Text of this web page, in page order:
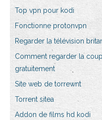
Top vpn pour kodi
Fonctionne protonvpn
Regarder la télévision
Comment regarder la
gratuitement
Site web de torrewnt
Torrent sitea
Addon de films hd kodi